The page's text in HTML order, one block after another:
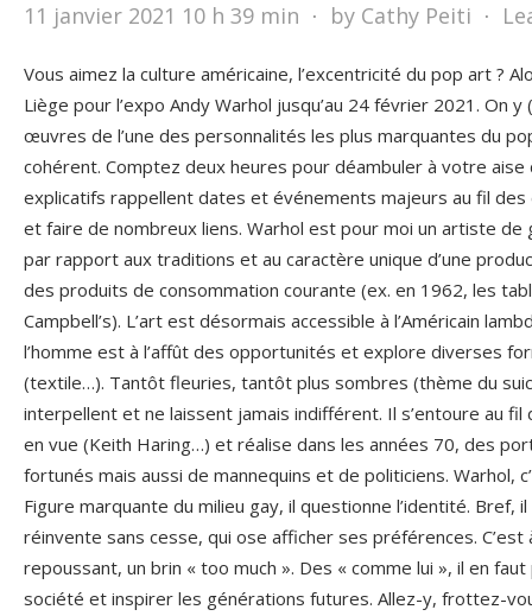
11 janvier 2021 10 h 39 min ⋅ by Cathy Peiti ⋅
Vous aimez la culture américaine, l’excentricité du pop art ?
Liège pour l’expo Andy Warhol jusqu’au 24 février 2021. On
œuvres de l’une des personnalités les plus marquantes du
cohérent. Comptez deux heures pour déambuler à votre aise
explicatifs rappellent dates et événements majeurs au fil
et faire de nombreux liens. Warhol est pour moi un artiste de
par rapport aux traditions et au caractère unique d’une
des produits de consommation courante (ex. en 1962, les
Campbell’s). L’art est désormais accessible à l’Américain
l’homme est à l’affût des opportunités et explore diverses
(textile…). Tantôt fleuries, tantôt plus sombres (thème du
interpellent et ne laissent jamais indifférent. Il s’entoure au
en vue (Keith Haring…) et réalise dans les années 70, des
fortunés mais aussi de mannequins et de politiciens. Warhol,
Figure marquante du milieu gay, il questionne l’identité. Bref,
réinvente sans cesse, qui ose afficher ses préférences.
repoussant, un brin « too much ». Des « comme lui », il en
société et inspirer les générations futures. Allez-y, frottez-